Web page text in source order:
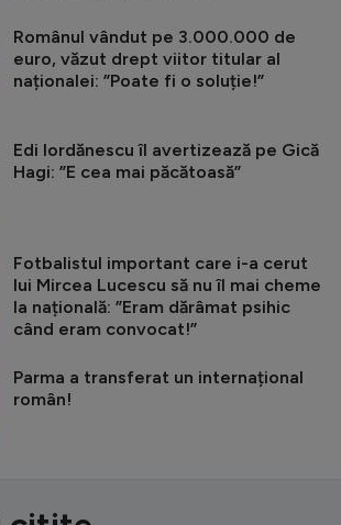
Românul vândut pe 3.000.000 de
euro, văzut drept viitor titular al
naționalei: ”Poate fi o soluție!”
Edi Iordănescu îl avertizează pe Gică
Hagi: ”E cea mai păcătoasă”
Fotbalistul important care i-a cerut
lui Mircea Lucescu să nu îl mai cheme
la națională: ”Eram dărâmat psihic
când eram convocat!”
Parma a transferat un internațional
român!